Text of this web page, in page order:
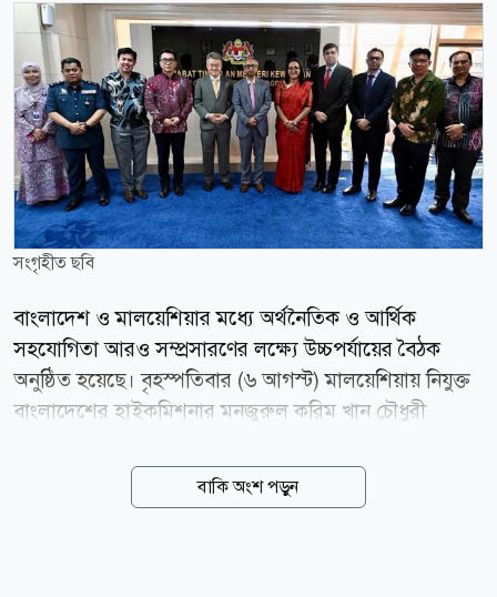
সংগৃহীত ছবি
বাংলাদেশ ও মালয়েশিয়ার মধ্যে অর্থনৈতিক ও আর্থিক
সহযোগিতা আরও সম্প্রসারণের লক্ষ্যে উচ্চপর্যায়ের বৈঠক
অনুষ্ঠিত হয়েছে। বৃহস্পতিবার (৬ আগস্ট) মালয়েশিয়ায় নিযুক্ত
বাংলাদেশের হাইকমিশনার মনজুরুল করিম খান চৌধুরী
সঙ্গে এ বৈঠক করেন। বৈঠকে দুই দেশের পারস্পরিক
স্বার্থসংশ্লিষ্ট বিভিন্ন বিষয় নিয়ে বিস্তারিত আলোচনা হয়।
বাকি অংশ পড়ুন